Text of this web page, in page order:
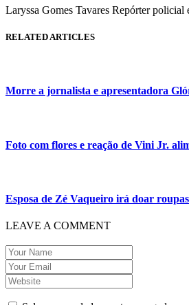
Laryssa Gomes Tavares Repórter
RELATED ARTICLES
Morre a jornalista e apresentadora
Foto com flores e reação de Vini Jr.
Esposa de Zé Vaqueiro irá doar
LEAVE A COMMENT